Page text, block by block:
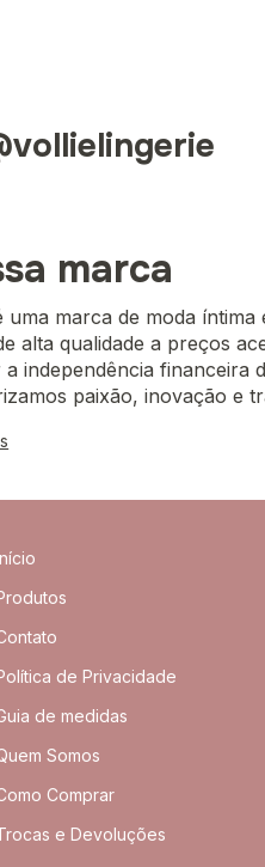
marca
marca de moda íntima
alta qualidade a preços
independência financeira
paixão, inovação e
de Privacidade
de medidas
Somos
Comprar
e Devoluções